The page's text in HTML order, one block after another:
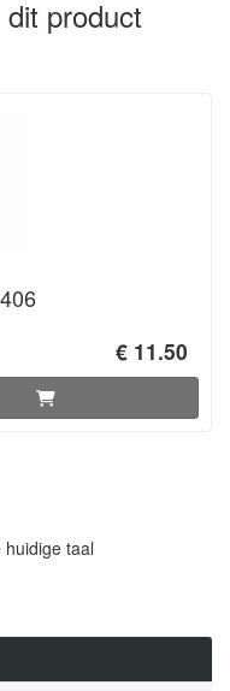
product
€ 11.50
taal